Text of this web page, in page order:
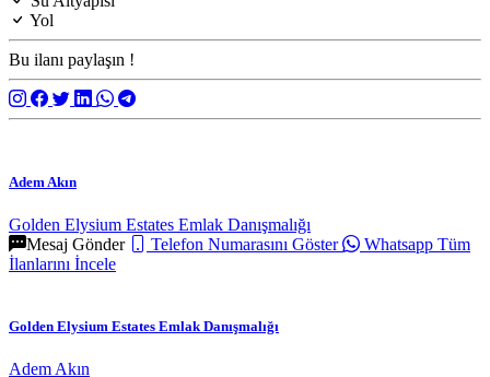
Yol
Bu ilanı paylaşın !
Adem Akın
Golden Elysium Estates Emlak Danışmalığı
Mesaj Gönder
Telefon Numarasını Göster Whatsapp Tüm
İlanlarını İncele
Golden Elysium Estates Emlak Danışmalığı
Adem Akın